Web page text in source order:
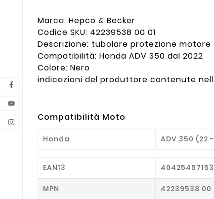
Marca: Hepco & Becker
Codice SKU: 42239538 00 01
Descrizione: tubolare protezione motore
Compatibilità: Honda ADV 350 dal 2022
Colore: Nero
indicazioni del produttore contenute
Compatibilità Moto
Honda ADV 350 (22
EAN13
MPN 42239538 00